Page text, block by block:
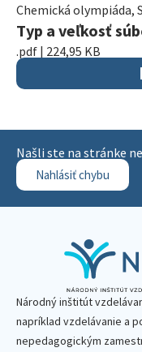
Chemická olympiáda,
Typ a veľkosť
.pdf | 224,95 KB
Našli ste na stránke
Nahlásiť chybu
Národný inštitút
napríklad vzdelávanie a
nepedagogickým